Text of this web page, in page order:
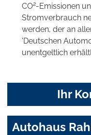
CO2-Emissionen
Stromverbrauch
werden, der an
'Deutschen
unentgeltlich
Ihr
Autohaus